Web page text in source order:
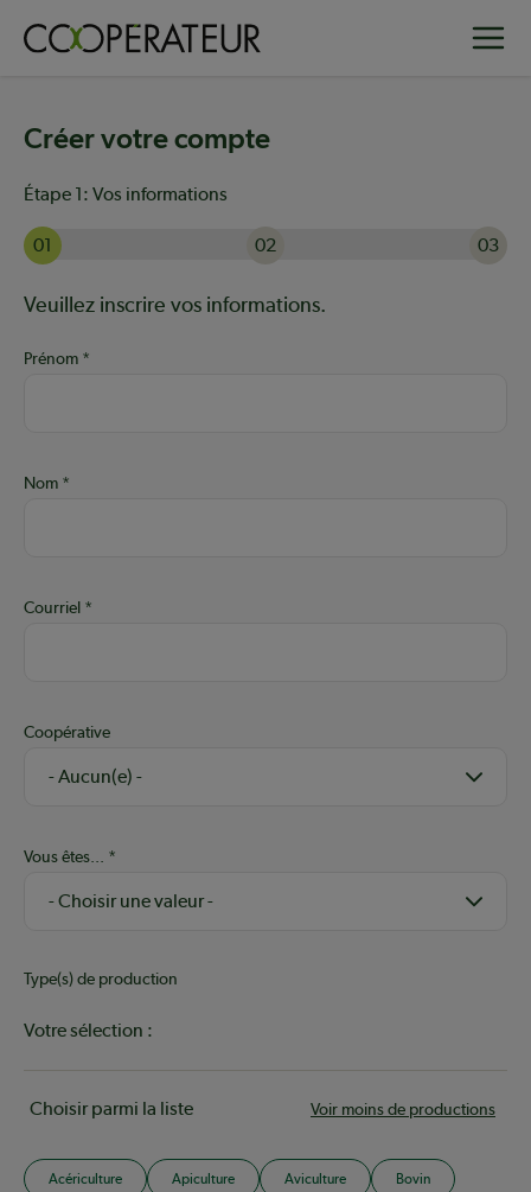
Créer votre compte
Étape 1: Vos informations
01 02
03
Aide :
Veuillez inscrire vos informations.
Prénom
Nom
Courriel
Coopérative
Vous êtes...
Type(s) de production
Votre sélection :
Choisir parmi la liste Voir moins de productions
Acériculture Apiculture Aviculture Bovin